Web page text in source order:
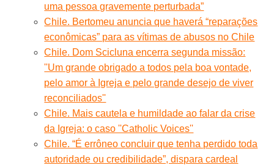
uma pessoa gravemente perturbada”
Chile. Bertomeu anuncia que haverá “reparações
econômicas” para as vítimas de abusos no Chile
Chile. Dom Scicluna encerra segunda missão:
''Um grande obrigado a todos pela boa vontade,
pelo amor à Igreja e pelo grande desejo de viver
reconciliados''
Chile. Mais cautela e humildade ao falar da crise
da Igreja: o caso ''Catholic Voices''
Chile. “É errôneo concluir que tenha perdido toda
autoridade ou credibilidade”, dispara cardeal